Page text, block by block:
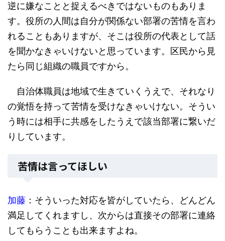
逆に嫌なことと捉えるべきではないものもありま
す。役所の人間は自分が関係ない部署の苦情を言わ
れることもありますが、そこは役所の代表として話
を聞かなきゃいけないと思っています。区民から見
たら同じ組織の職員ですから。
自治体職員は地域で生きていくうえで、それなり
の覚悟を持って苦情を受けなきゃいけない。そうい
う時には相手に共感をしたうえで該当部署に繋いだ
りしています。
苦情は言ってほしい
加藤 ：そういった対応を皆がしていたら、どんどん
満足してくれますし、次からは直接その部署に連絡
してもらうことも出来ますよね。